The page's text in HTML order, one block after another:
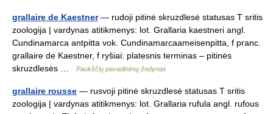
grallaire de Kaestner— rudoji pitinė skruzdlesė statusas T sritis
zoologija | vardynas atitikmenys: lot. Grallaria kaestneri angl.
Cundinamarca antpitta vok. Cundinamarcaameisenpitta, f pranc.
grallaire de Kaestner, f ryšiai: platesnis terminas – pitinės
skruzdlesės …
Paukščių pavadinimų žodynas
grallaire rousse — rusvoji pitinė skruzdlesė statusas T sritis
zoologija | vardynas atitikmenys: lot. Grallaria rufula angl. rufous